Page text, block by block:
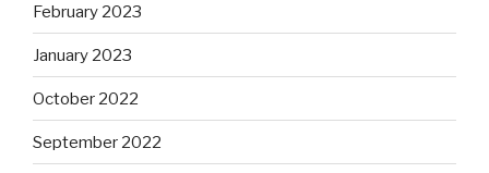
February 2023
January 2023
October 2022
September 2022